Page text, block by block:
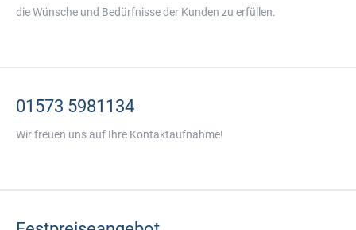
die Wünsche und Bedürfnisse der Kunden zu erfüllen.
01573 5981134
Wir freuen uns auf Ihre Kontaktaufnahme!